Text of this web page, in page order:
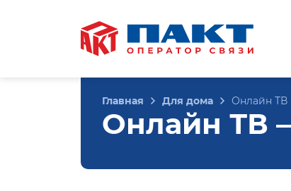
Главная Для дома Онлайн ТВ
Онлайн ТВ